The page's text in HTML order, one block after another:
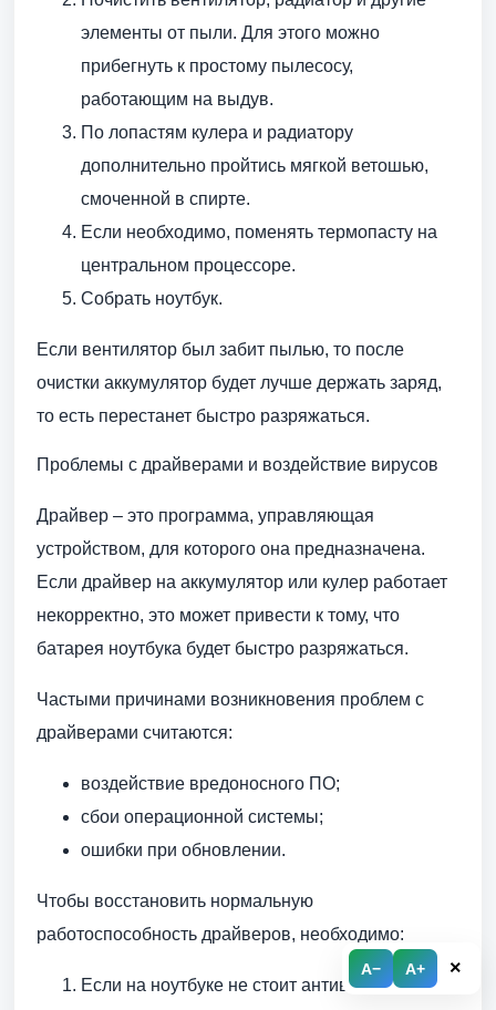
A− A+ ×
элементы от пыли. Для этого можно
прибегнуть к простому пылесосу,
работающим на выдув.
По лопастям кулера и радиатору
дополнительно пройтись мягкой ветошью,
смоченной в спирте.
Если необходимо, поменять термопасту на
центральном процессоре.
Собрать ноутбук.
Если вентилятор был забит пылью, то после
очистки аккумулятор будет лучше держать заряд,
то есть перестанет быстро разряжаться.
Проблемы с драйверами и воздействие вирусов
Драйвер – это программа, управляющая
устройством, для которого она предназначена.
Если драйвер на аккумулятор или кулер работает
некорректно, это может привести к тому, что
батарея ноутбука будет быстро разряжаться.
Частыми причинами возникновения проблем с
драйверами считаются:
воздействие вредоносного ПО;
сбои операционной системы;
ошибки при обновлении.
Чтобы восстановить нормальную
работоспособность драйверов, необходимо:
Если на ноутбуке не стоит антивирус,